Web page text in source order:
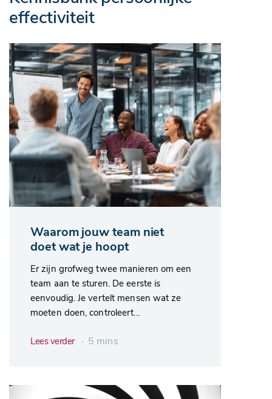
effectiviteit
Waarom jouw team niet
doet wat je hoopt
Er zijn grofweg twee manieren om een
team aan te sturen. De eerste is
eenvoudig. Je vertelt mensen wat ze
moeten doen, controleert...
Lees verder ∙ 5 mins